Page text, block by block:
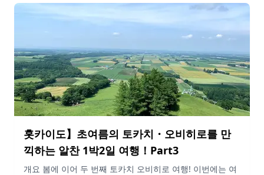
홋카이도】초여름의 토카치・오비히로를 만
끽하는 알찬 1박2일 여행！Part3
개요 봄에 이어 두 번째 토카치 오비히로 여행! 이번에는 여